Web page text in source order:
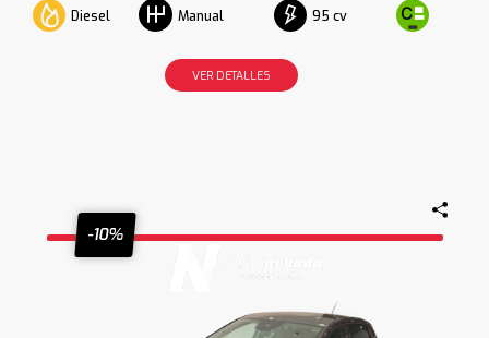
Diesel Manual 95 cv
VER DETALLES
-10%